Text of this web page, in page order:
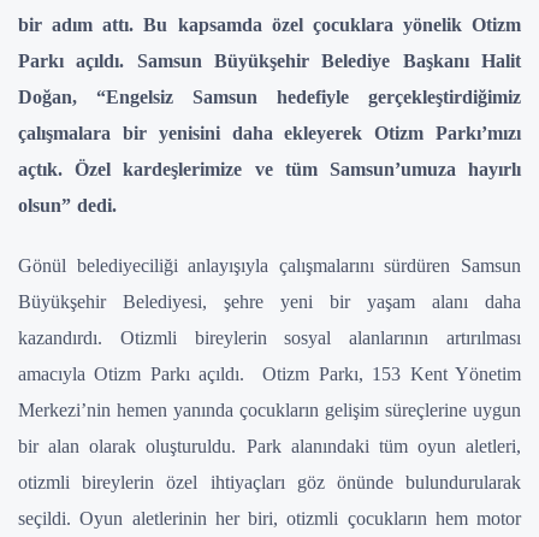
bir adım attı. Bu kapsamda özel çocuklara yönelik Otizm
Parkı açıldı. Samsun Büyükşehir Belediye Başkanı Halit
Doğan, “Engelsiz Samsun hedefiyle gerçekleştirdiğimiz
çalışmalara bir yenisini daha ekleyerek Otizm Parkı’mızı
açtık. Özel kardeşlerimize ve tüm Samsun’umuza hayırlı
olsun” dedi.
Gönül belediyeciliği anlayışıyla çalışmalarını sürdüren Samsun
Büyükşehir Belediyesi, şehre yeni bir yaşam alanı daha
kazandırdı. Otizmli bireylerin sosyal alanlarının artırılması
amacıyla Otizm Parkı açıldı. Otizm Parkı, 153 Kent Yönetim
Merkezi’nin hemen yanında çocukların gelişim süreçlerine uygun
bir alan olarak oluşturuldu. Park alanındaki tüm oyun aletleri,
otizmli bireylerin özel ihtiyaçları göz önünde bulundurularak
seçildi. Oyun aletlerinin her biri, otizmli çocukların hem motor